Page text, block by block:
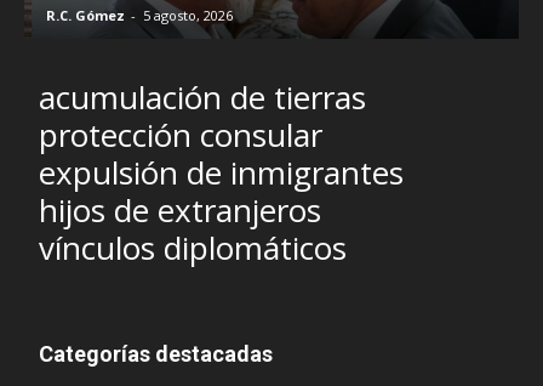
R.C. Gómez 5 agosto, 2026
acumulación de tierras
protección consular
expulsión de inmigrantes
hijos de extranjeros
vínculos diplomáticos
Categorías destacadas